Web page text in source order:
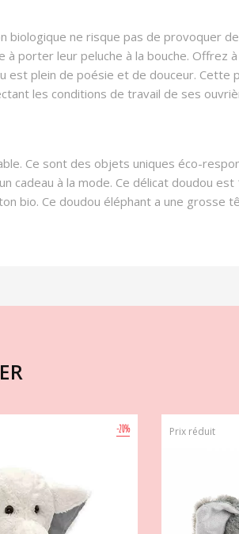
biologique ne risque pas de provoquer
porter leur peluche à la bouche. Offrez
plein de poésie et de douceur. Cette
les conditions de travail de ses
Ce sont des objets uniques éco-
cadeau à la mode. Ce délicat doudou est
bio. Ce doudou éléphant a une grosse
-20% Prix réduit